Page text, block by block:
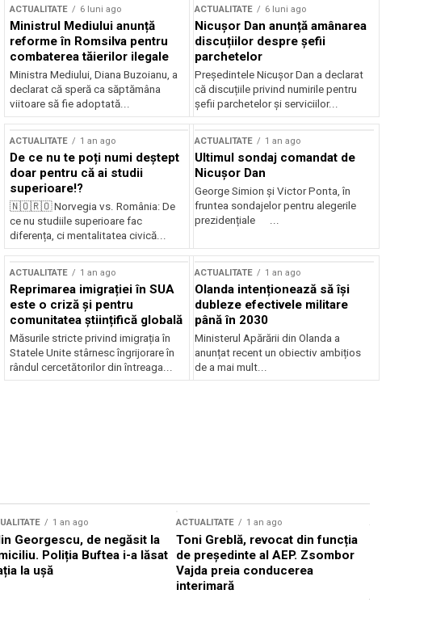
ACTUALITATE 6 luni ago
Ministrul Mediului anunță
reforme în Romsilva pentru
combaterea tăierilor ilegale
Ministra Mediului, Diana Buzoianu, a
declarat că speră ca săptămâna
viitoare să fie adoptată...
ACTUALITATE 6 luni ago
Nicușor Dan anunță amânarea
discuțiilor despre șefii
parchetelor
Președintele Nicușor Dan a declarat
că discuțiile privind numirile pentru
șefii parchetelor și serviciilor...
ACTUALITATE 1 an ago
De ce nu te poți numi deștept
doar pentru că ai studii
superioare!?
🇳🇴🇷🇴 Norvegia vs. România: De
ce nu studiile superioare fac
diferența, ci mentalitatea civică...
ACTUALITATE 1 an ago
Ultimul sondaj comandat de
Nicușor Dan
George Simion și Victor Ponta, în
fruntea sondajelor pentru alegerile
prezidențiale ...
ACTUALITATE 1 an ago
Reprimarea imigrației în SUA
este o criză și pentru
comunitatea științifică globală
Măsurile stricte privind imigrația în
Statele Unite stârnesc îngrijorare în
rândul cercetătorilor din întreaga...
ACTUALITATE 1 an ago
Olanda intenționează să își
dubleze efectivele militare
până în 2030
Ministerul Apărării din Olanda a
anunțat recent un obiectiv ambițios
de a mai mult...
1 an ago
Georgescu, de negăsit la
Poliția Buftea i-a lăsat
la ușă
ACTUALITATE 1 an ago
Toni Greblă, revocat din funcția
de președinte al AEP. Zsombor
Vajda preia conducerea
interimară